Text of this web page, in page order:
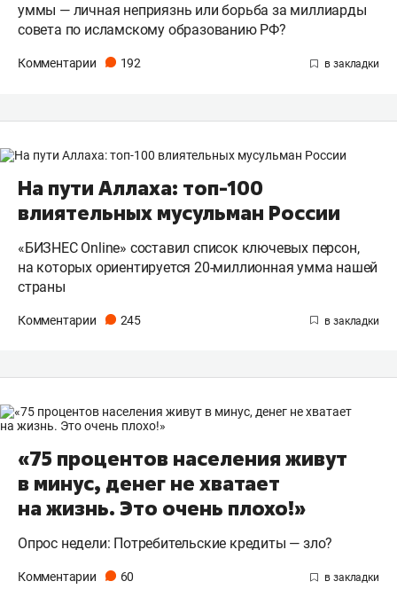
уммы — личная неприязнь или борьба за миллиарды
совета по исламскому образованию РФ?
Комментарии 192
На пути Аллаха: топ-100
влиятельных мусульман России
«БИЗНЕС Online» составил список ключевых персон,
на которых ориентируется 20-миллионная умма нашей
страны
Комментарии 245
«75 процентов населения живут
в минус, денег не хватает
на жизнь. Это очень плохо!»
Опрос недели: Потребительские кредиты — зло?
Комментарии 60